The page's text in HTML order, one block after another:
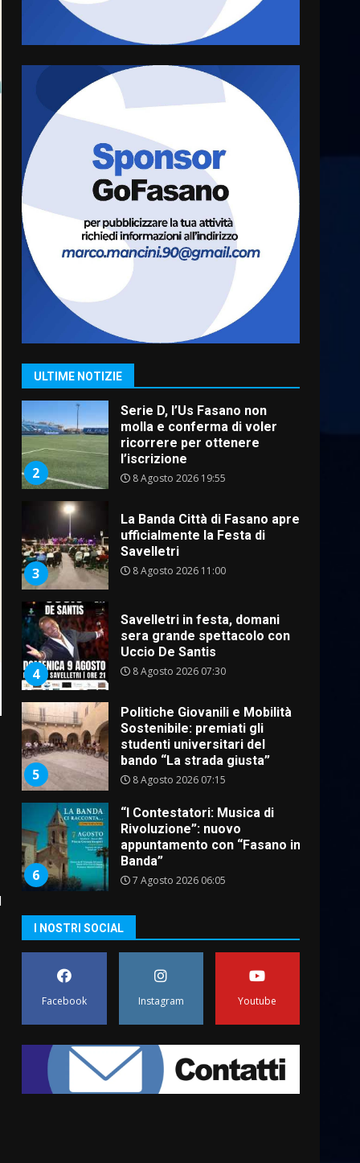
ULTIME NOTIZIE
5
Politiche Giovanili e Mobilità
Sostenibile: premiati gli
studenti universitari del
8 Agosto 2026 07:15
“I Contestatori: Musica di
appuntamento con “Fasano in
Banda”
7 Agosto 2026 06:05
7
US Fasano, Scianaro:
“Profonda amarezza per
esclusione dal campionato di
calcio”
7 Agosto 2026 06:00
1
Grande successo per la
“Sagra del Pesce Spada” a
2
Serie D, l’Us Fasano non
molla e conferma di voler
ricorrere per ottenere
l’iscrizione
8 Agosto 2026 19:55
3
La Banda Città di Fasano apre
ufficialmente la Festa di
Savelletri
8 Agosto 2026 11:00
4
Savelletri in festa, domani
sera grande spettacolo con
Uccio De Santis
8 Agosto 2026 07:30
5
Politiche Giovanili e Mobilità
Sostenibile: premiati gli
studenti universitari del
bando “La strada giusta”
8 Agosto 2026 07:15
6
“I Contestatori: Musica di
Rivoluzione”: nuovo
appuntamento con “Fasano in
Banda”
7 Agosto 2026 06:05
US Fasano, Scianaro:
“Profonda amarezza per
7 Agosto 2026 06:00
Grande successo per la
Savelletri
9 Agosto 2026 07:32
I NOSTRI SOCIAL
Facebook Instagram Youtube